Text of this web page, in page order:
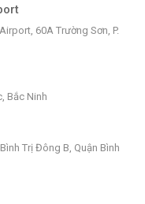
60A Trường Sơn, P.
Bắc Ninh
Trị Đông B, Quận Bình